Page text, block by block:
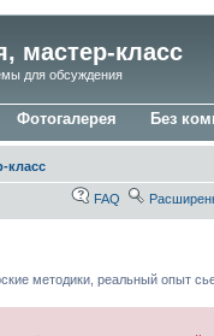
мастер-класс
для обсуждения
Фотогалерея Без
класс
FAQ
методики, реальный опыт